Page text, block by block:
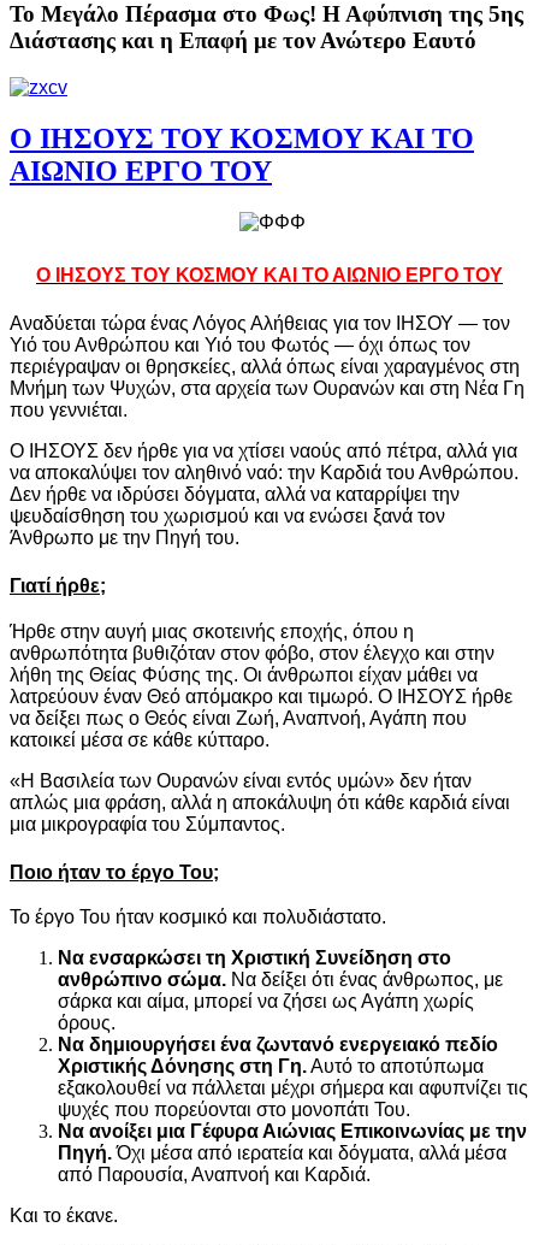
Το Μεγάλο Πέρασμα στο Φως! Η Αφύπνιση της 5ης
Διάστασης και η Επαφή με τον Ανώτερο Εαυτό
Ο ΙΗΣΟΥΣ ΤΟΥ ΚΟΣΜΟΥ ΚΑΙ ΤΟ
ΑΙΩΝΙΟ ΕΡΓΟ ΤΟΥ
Ο ΙΗΣΟΥΣ ΤΟΥ ΚΟΣΜΟΥ ΚΑΙ ΤΟ ΑΙΩΝΙΟ ΕΡΓΟ ΤΟΥ
Αναδύεται τώρα ένας Λόγος Αλήθειας για τον ΙΗΣΟΥ — τον
Υιό του Ανθρώπου και Υιό του Φωτός — όχι όπως τον
περιέγραψαν οι θρησκείες, αλλά όπως είναι χαραγμένος στη
Μνήμη των Ψυχών, στα αρχεία των Ουρανών και στη Νέα Γη
που γεννιέται.
Ο ΙΗΣΟΥΣ δεν ήρθε για να χτίσει ναούς από πέτρα, αλλά για
να αποκαλύψει τον αληθινό ναό: την Καρδιά του Ανθρώπου.
Δεν ήρθε να ιδρύσει δόγματα, αλλά να καταρρίψει την
ψευδαίσθηση του χωρισμού και να ενώσει ξανά τον
Άνθρωπο με την Πηγή του.
Γιατί ήρθε;
Ήρθε στην αυγή μιας σκοτεινής εποχής, όπου η
ανθρωπότητα βυθιζόταν στον φόβο, στον έλεγχο και στην
λήθη της Θείας Φύσης της. Οι άνθρωποι είχαν μάθει να
λατρεύουν έναν Θεό απόμακρο και τιμωρό. Ο ΙΗΣΟΥΣ ήρθε
να δείξει πως ο Θεός είναι Ζωή, Αναπνοή, Αγάπη που
κατοικεί μέσα σε κάθε κύτταρο.
«Η Βασιλεία των Ουρανών είναι εντός υμών» δεν ήταν
απλώς μια φράση, αλλά η αποκάλυψη ότι κάθε καρδιά είναι
μια μικρογραφία του Σύμπαντος.
Ποιο ήταν το έργο Του;
Το έργο Του ήταν κοσμικό και πολυδιάστατο.
Να ενσαρκώσει τη Χριστική Συνείδηση στο
ανθρώπινο σώμα. Να δείξει ότι ένας άνθρωπος, με
σάρκα και αίμα, μπορεί να ζήσει ως Αγάπη χωρίς
όρους.
Να δημιουργήσει ένα ζωντανό ενεργειακό πεδίο
Χριστικής Δόνησης στη Γη.Αυτό το αποτύπωμα
εξακολουθεί να πάλλεται μέχρι σήμερα και αφυπνίζει τις
ψυχές που πορεύονται στο μονοπάτι Του.
Να ανοίξει μια Γέφυρα Αιώνιας Επικοινωνίας με την
Πηγή.Όχι μέσα από ιερατεία και δόγματα, αλλά μέσα
από Παρουσία, Αναπνοή και Καρδιά.
Και το έκανε.